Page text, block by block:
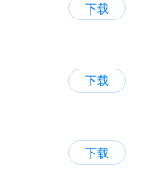
下载
下载
下载